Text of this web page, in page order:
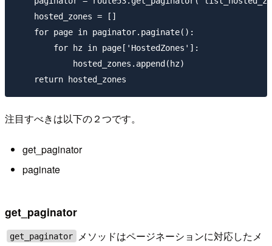
    hosted_zones = []
    for page in paginator.paginate():
        for hz in page['HostedZones']:
            hosted_zones.append(hz)
注目すべきは以下の２つです。
get_paginator
paginate
get_paginator
get_paginator
メソッドはページネーションに対応したメ